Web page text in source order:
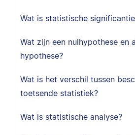
Wat is statistische
Wat zijn een nulhypothese en
hypothese?
Wat is het verschil tussen
toetsende statistiek?
Wat is statistische analyse?